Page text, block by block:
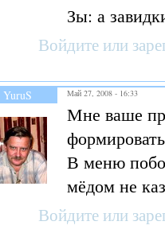
Зы: а
Войдите или
YuruS Май 27, 2008 - 16:33
Мне ваше
В меню
мёдом не
Войдите или